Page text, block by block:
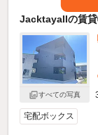
JacktayaIIの賃
すべての写真
宅配ボックス